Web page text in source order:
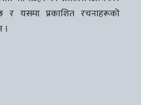
र यसमा प्रकाशित रचनाहरूको
।